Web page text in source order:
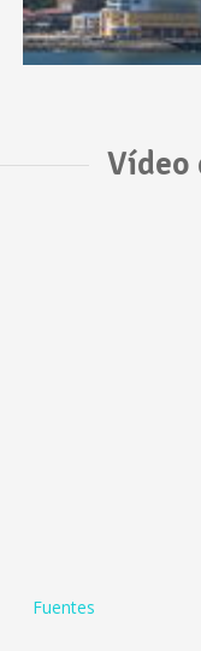
Vídeo
Fuentes